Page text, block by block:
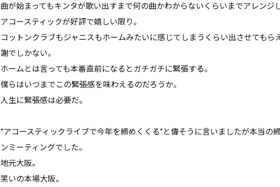
曲が始まってもキンタが歌い出すまで何の曲かわからないくらいまでアレンジ
アコースティックが好評で嬉しい限り。
コットンクラブもジャニスもホームみたいに感じてしまうくらい出させてもら
謝でしかない。
ホームとは言っても本番直前になるとガチガチに緊張する。
僕らはいつまでこの緊張感を味わえるのだろうか。
人生に緊張感は必要だ。
”アコースティックライブで今年を締めくくる”と偉そうに言いましたが本当の
ンミーティングでした。
地元大阪。
笑いの本場大阪。